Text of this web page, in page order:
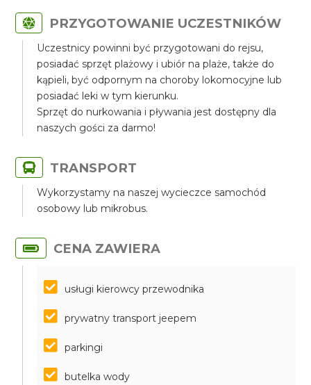
PRZYGOTOWANIE UCZESTNIKÓW
Uczestnicy powinni być przygotowani do rejsu,
posiadać sprzęt plażowy i ubiór na plaże, także do
kąpieli, być odpornym na choroby lokomocyjne lub
posiadać leki w tym kierunku.
Sprzęt do nurkowania i pływania jest dostępny dla
naszych gości za darmo!
TRANSPORT
Wykorzystamy na naszej wycieczce samochód
osobowy lub mikrobus.
CENA ZAWIERA
usługi kierowcy przewodnika
prywatny transport jeepem
parkingi
butelka wody